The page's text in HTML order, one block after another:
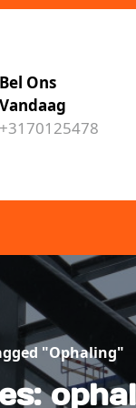
Bel Ons
Vandaag
+3170125478
"ophaling"